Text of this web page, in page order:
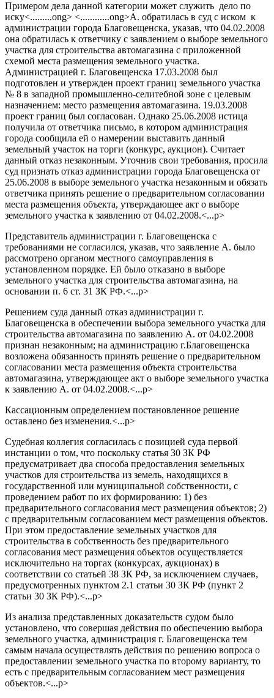
Примером дела данной категории может служить дело по
иску<.........ong> <............ong>А. обратилась в суд с иском к
администрации города Благовещенска, указав, что 04.02.2008
она обратилась к ответчику с заявлением о выборе земельного
участка для строительства автомагазина с приложенной
схемой места размещения земельного участка.
Администрацией г. Благовещенска 17.03.2008 был
подготовлен и утвержден проект границ земельного участка
№ 8 в западной промышленно-селитебной зоне с целевым
назначением: место размещения автомагазина. 19.03.2008
проект границ был согласован. Однако 25.06.2008 истица
получила от ответчика письмо, в котором администрация
города сообщила ей о намерении выставить данный
земельный участок на торги (конкурс, аукцион). Считает
данный отказ незаконным. Уточнив свои требования, просила
суд признать отказ администрации города Благовещенска от
25.06.2008 в выборе земельного участка незаконным и обязать
ответчика принять решение о предварительном согласовании
места размещения объекта, утверждающее акт о выборе
земельного участка к заявлению от 04.02.2008.<...p>
Представитель администрации г. Благовещенска с
требованиями не согласился, указав, что заявление А. было
рассмотрено органом местного самоуправления в
установленном порядке. Ей было отказано в выборе
земельного участка для строительства автомагазина, на
основании п. 6 ст. 31 ЗК РФ.<...p>
Решением суда данный отказ администрации г.
Благовещенска в обеспечении выбора земельного участка для
строительства автомагазина по заявлению А. от 04.02.2008
признан незаконным; на администрацию г.Благовещенска
возложена обязанность принять решение о предварительном
согласовании места размещения объекта строительства
автомагазина, утверждающее акт о выборе земельного участка
к заявлению А. от 04.02.2008.<...p>
Кассационным определением постановленное решение
оставлено без изменения.<...p>
Судебная коллегия согласилась с позицией суда первой
инстанции о том, что поскольку статья 30 ЗК РФ
предусматривает два способа предоставления земельных
участков для строительства из земель, находящихся в
государственной или муниципальной собственности, с
проведением работ по их формированию: 1) без
предварительного согласования мест размещения объектов; 2)
с предварительным согласованием мест размещения объектов.
При этом предоставление земельных участков для
строительства в собственность без предварительного
согласования мест размещения объектов осуществляется
исключительно на торгах (конкурсах, аукционах) в
соответствии со статьей 38 ЗК РФ, за исключением случаев,
предусмотренных пунктом 2.1 статьи 30 ЗК РФ (пункт 2
статьи 30 ЗК РФ).<...p>
Из анализа представленных доказательств судом было
установлено, что совершая действия по обеспечению выбора
земельного участка, администрация г. Благовещенска тем
самым начала осуществлять действия по решению вопроса о
предоставлении земельного участка по второму варианту, то
есть с предварительным согласованием мест размещения
объектов.<...p>